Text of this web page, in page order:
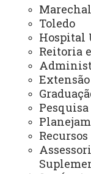
Toledo
Hospital
Reitoria
Extensão
Pesquisa
NÚCLEOS
NeadUni - Núcleo
NEE - Núcleo de
NTI - Núcleo de
NIP - Núcleo de
NUFOPE - Núcleo
NUTE - Núcleo